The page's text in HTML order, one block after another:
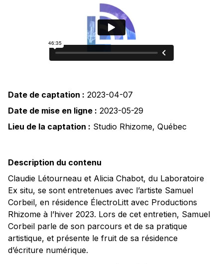
Date de captation : 2023-04-07
Date de mise en ligne : 2023-05-29
Lieu de la captation : Studio Rhizome, Québec
Description du contenu
Claudie Létourneau et Alicia Chabot, du Laboratoire
Ex situ, se sont entretenues avec l’artiste Samuel
Corbeil, en résidence ÉlectroLitt avec Productions
Rhizome à l’hiver 2023. Lors de cet entretien, Samuel
Corbeil parle de son parcours et de sa pratique
artistique, et présente le fruit de sa résidence
d’écriture numérique.